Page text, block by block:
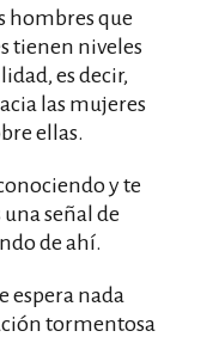
hombres que
tienen niveles
es decir,
las mujeres
ellas.
y te
señal de
de ahí.
espera nada
tormentosa